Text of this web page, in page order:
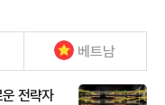
베트남
전략자